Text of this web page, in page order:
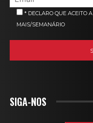
* DECLARO QUE ACEITO A
MAIS/SEMANÁRIO
SIGA-NOS